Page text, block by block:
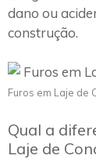
dano ou
construção.
Furos em Laje de
Qual a
Laje de